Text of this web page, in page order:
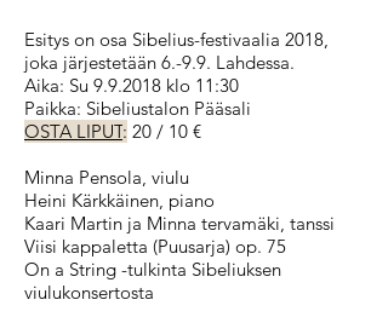
Esitys on osa Sibelius-festivaalia 2018,
joka järjestetään 6.-9.9. Lahdessa.
Aika: Su 9.9.2018 klo 11:30
Paikka: Sibeliustalon Pääsali
OSTA LIPUT: 20 / 10 €
Minna Pensola, viulu
Heini Kärkkäinen, piano
Kaari Martin ja Minna tervamäki, tanssi
Viisi kappaletta (Puusarja) op. 75
On a String -tulkinta Sibeliuksen
viulukonsertosta